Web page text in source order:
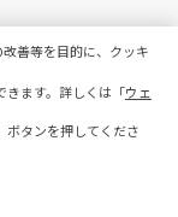
ートフォン
reserved.
善等を目的に、クッキ
きます。詳しくは「ウェ
ボタンを押してくださ